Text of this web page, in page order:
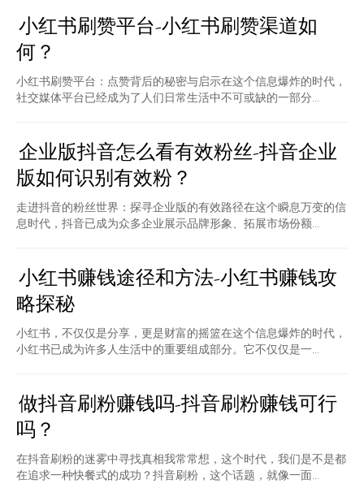
小红书刷赞平台-小红书刷赞渠道如
何？
小红书刷赞平台：点赞背后的秘密与启示在这个信息爆炸的时代，
社交媒体平台已经成为了人们日常生活中不可或缺的一部分...
企业版抖音怎么看有效粉丝-抖音企业
版如何识别有效粉？
走进抖音的粉丝世界：探寻企业版的有效路径在这个瞬息万变的信
息时代，抖音已成为众多企业展示品牌形象、拓展市场份额...
小红书赚钱途径和方法-小红书赚钱攻
略探秘
小红书，不仅仅是分享，更是财富的摇篮在这个信息爆炸的时代，
小红书已成为许多人生活中的重要组成部分。它不仅仅是一...
做抖音刷粉赚钱吗-抖音刷粉赚钱可行
吗？
在抖音刷粉的迷雾中寻找真相我常常想，这个时代，我们是不是都
在追求一种快餐式的成功？抖音刷粉，这个话题，就像一面...